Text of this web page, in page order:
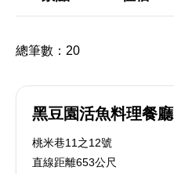
總筆數： 20
黑豆園活魚料理餐廳
桃米巷11之12號
直線距離653公尺